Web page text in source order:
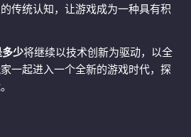
传统认知，让游戏成为一种具有积
少将继续以技术创新为驱动，以全
一起进入一个全新的游戏时代，探